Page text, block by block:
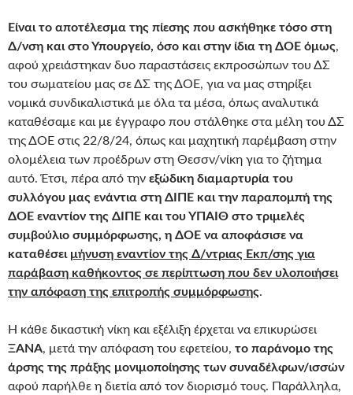
Είναι το αποτέλεσμα της πίεσης που ασκήθηκε τόσο στη
Δ/νση και στο Υπουργείο, όσο και στην ίδια τη ΔΟΕ όμως,
αφού χρειάστηκαν δυο παραστάσεις εκπροσώπων του ΔΣ
του σωματείου μας σε ΔΣ της ΔΟΕ, για να μας στηρίξει
νομικά συνδικαλιστικά με όλα τα μέσα, όπως αναλυτικά
καταθέσαμε και με έγγραφο που στάλθηκε στα μέλη του ΔΣ
της ΔΟΕ στις 22/8/24, όπως και μαχητική παρέμβαση στην
ολομέλεια των προέδρων στη Θεσσν/νίκη για το ζήτημα
αυτό. Έτσι, πέρα από την εξώδικη διαμαρτυρία του
συλλόγου μας ενάντια στη ΔΙΠΕ και την παραπομπή της
ΔΟΕ εναντίον της ΔΙΠΕ και του ΥΠΑΙΘ στο τριμελές
συμβούλιο συμμόρφωσης, η ΔΟΕ να αποφάσισε να
καταθέσει μήνυση εναντίον της Δ/ντριας Εκπ/σης για
παράβαση καθήκοντος σε περίπτωση που δεν υλοποιήσει
την απόφαση της επιτροπής συμμόρφωσης.
Η κάθε δικαστική νίκη και εξέλιξη έρχεται να επικυρώσει
ΞΑΝΑ, μετά την απόφαση του εφετείου, το παράνομο της
άρσης της πράξης μονιμοποίησης των συναδέλφων/ισσών
αφού παρήλθε η διετία από τον διορισμό τους. Παράλληλα,